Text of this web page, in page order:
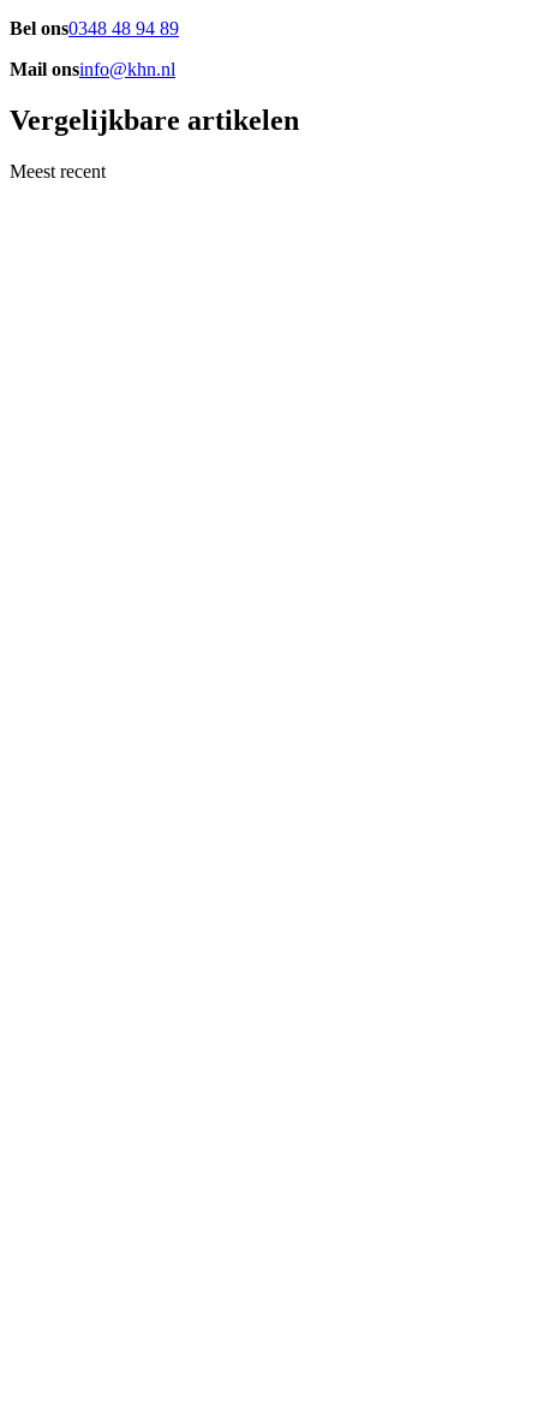
Bel ons0348 48 94 89
Mail onsinfo@khn.nl
Vergelijkbare artikelen
Meest recent